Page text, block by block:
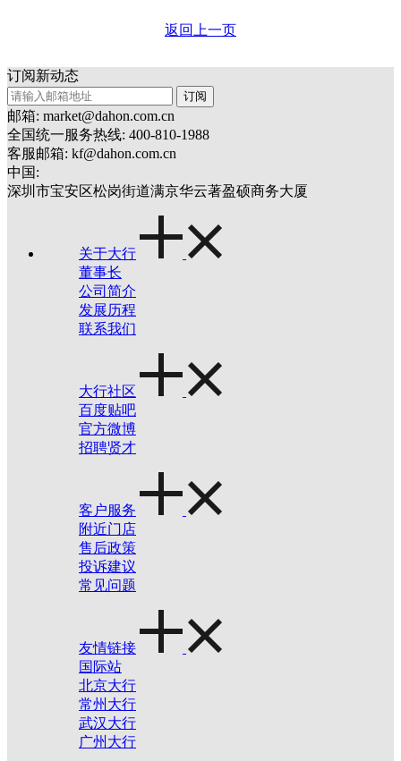
返回上一页
订阅新动态
订阅
邮箱: market@dahon.com.cn
全国统一服务热线: 400-810-1988
客服邮箱: kf@dahon.com.cn
中国:
深圳市宝安区松岗街道满京华云著盈硕商务大厦
关于大行
董事长
公司简介
发展历程
联系我们
大行社区
百度贴吧
官方微博
招聘贤才
客户服务
附近门店
售后政策
投诉建议
常见问题
友情链接
国际站
北京大行
常州大行
武汉大行
广州大行